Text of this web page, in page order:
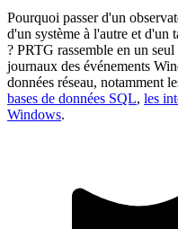
Pourquoi passer d'un
d'un système à l'autre et d'un
? PRTG rassemble en un
journaux des événements
données réseau, notamment
bases de données SQL, les
Windows.